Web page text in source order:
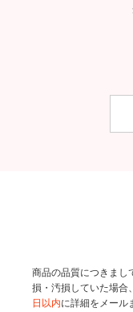
商品の品質につきまし
損・汚損していた場合、
日以内に詳細をメール